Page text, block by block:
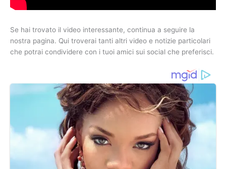
Se hai trovato il video interessante, continua a seguire la
nostra pagina. Qui troverai tanti altri video e notizie particolari
che potrai condividere con i tuoi amici sui social che preferisci.